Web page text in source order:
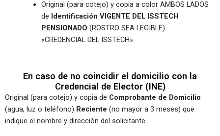
Original (para cotejo) y copia a color AMBOS LADOS
de Identificación VIGENTE DEL ISSTECH
PENSIONADO (ROSTRO SEA LEGIBLE).
«CREDENCIAL DEL ISSTECH».
En caso de no coincidir el domicilio con la
Credencial de Elector (INE)
Original (para cotejo) y copia de Comprobante de Domicilio
(agua, luz o teléfono) Reciente (no mayor a 3 meses) que
indique el nombre y dirección del solicitante